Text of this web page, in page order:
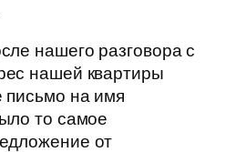
нашего разговора с
нашей квартиры
письмо на имя
то самое
от